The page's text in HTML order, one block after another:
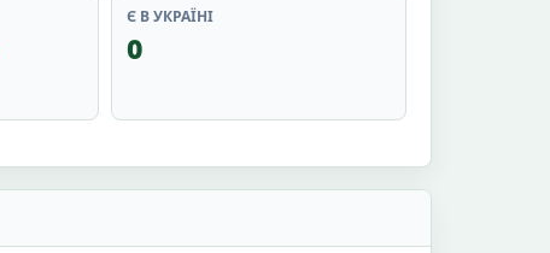
Є В УКРАЇНІ
0